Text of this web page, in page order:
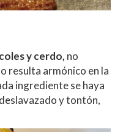
y cerdo, no
resulta armónico en la
ingrediente se haya
y tontón,